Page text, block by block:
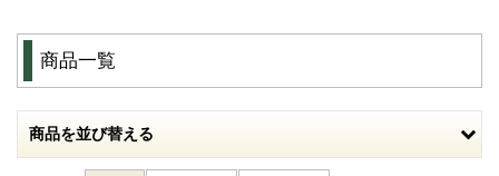
商品一覧
商品を並び替える